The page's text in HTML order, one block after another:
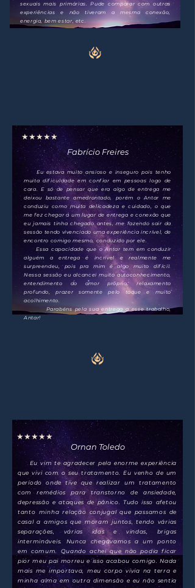
sexuais mais primárias. Pude comparar com outras
experiências e não tiveram a mesma conexão,
energia, bem estar, etc.
Eu estava muito ansioso e inseguro pois tenho
muita dificuldade em confiar em pessoas logo de
cara. E só de pensar que era algo de entrega me
deixou bastante amedrontado, porém o Antar me
conduziu como muita delicadeza e cuidado, o que
me fez chegar a um lugar de entrega e conexão que
eu jamais tinha chegado antes, me fazendo sair da
sessão tendo vivenciado uma experiência incrível, de
encontro comigo mesmo, conduzido por ele.
Essa capacidade que o Antar tem em conduzir
alguém a entrega é incrível e realmente me
surpreendeu, pois pra mim é algo muito difícil.
Nessa sessão eu alcancei muito autoconhecimento,
entendimento do amor próprio, relaxamento
profundo, prazer somente pelo toque e muito
acolhimento.
Parabéns pela sua entrega a esse trabalho,
Antar!
Fabrício Freires
★★★★★
Ornan Toledo
Eu vim te agradecer pela enorme experiência
que vivi com o seu tratamento. Eu venho de um
período onde tive que realizar um tratamento
com remédios para transtorno de ansiedade,
depressão e ataques de pânico. Tudo isso afetou
tanto minha relação conjugal que passamos de
casal a amigos que moram juntos, tendo várias
separações, várias idas e vindas, brigas
intermináveis. Nunca chegávamos a um ponto
em comum. Quando achei que não podia ficar
pior meu pai morreu e isso acabou comigo. Nada
mais me importava, meu corpo vivia na terra e
minha alma em outra dimensão e eu não sentia
★★★★★